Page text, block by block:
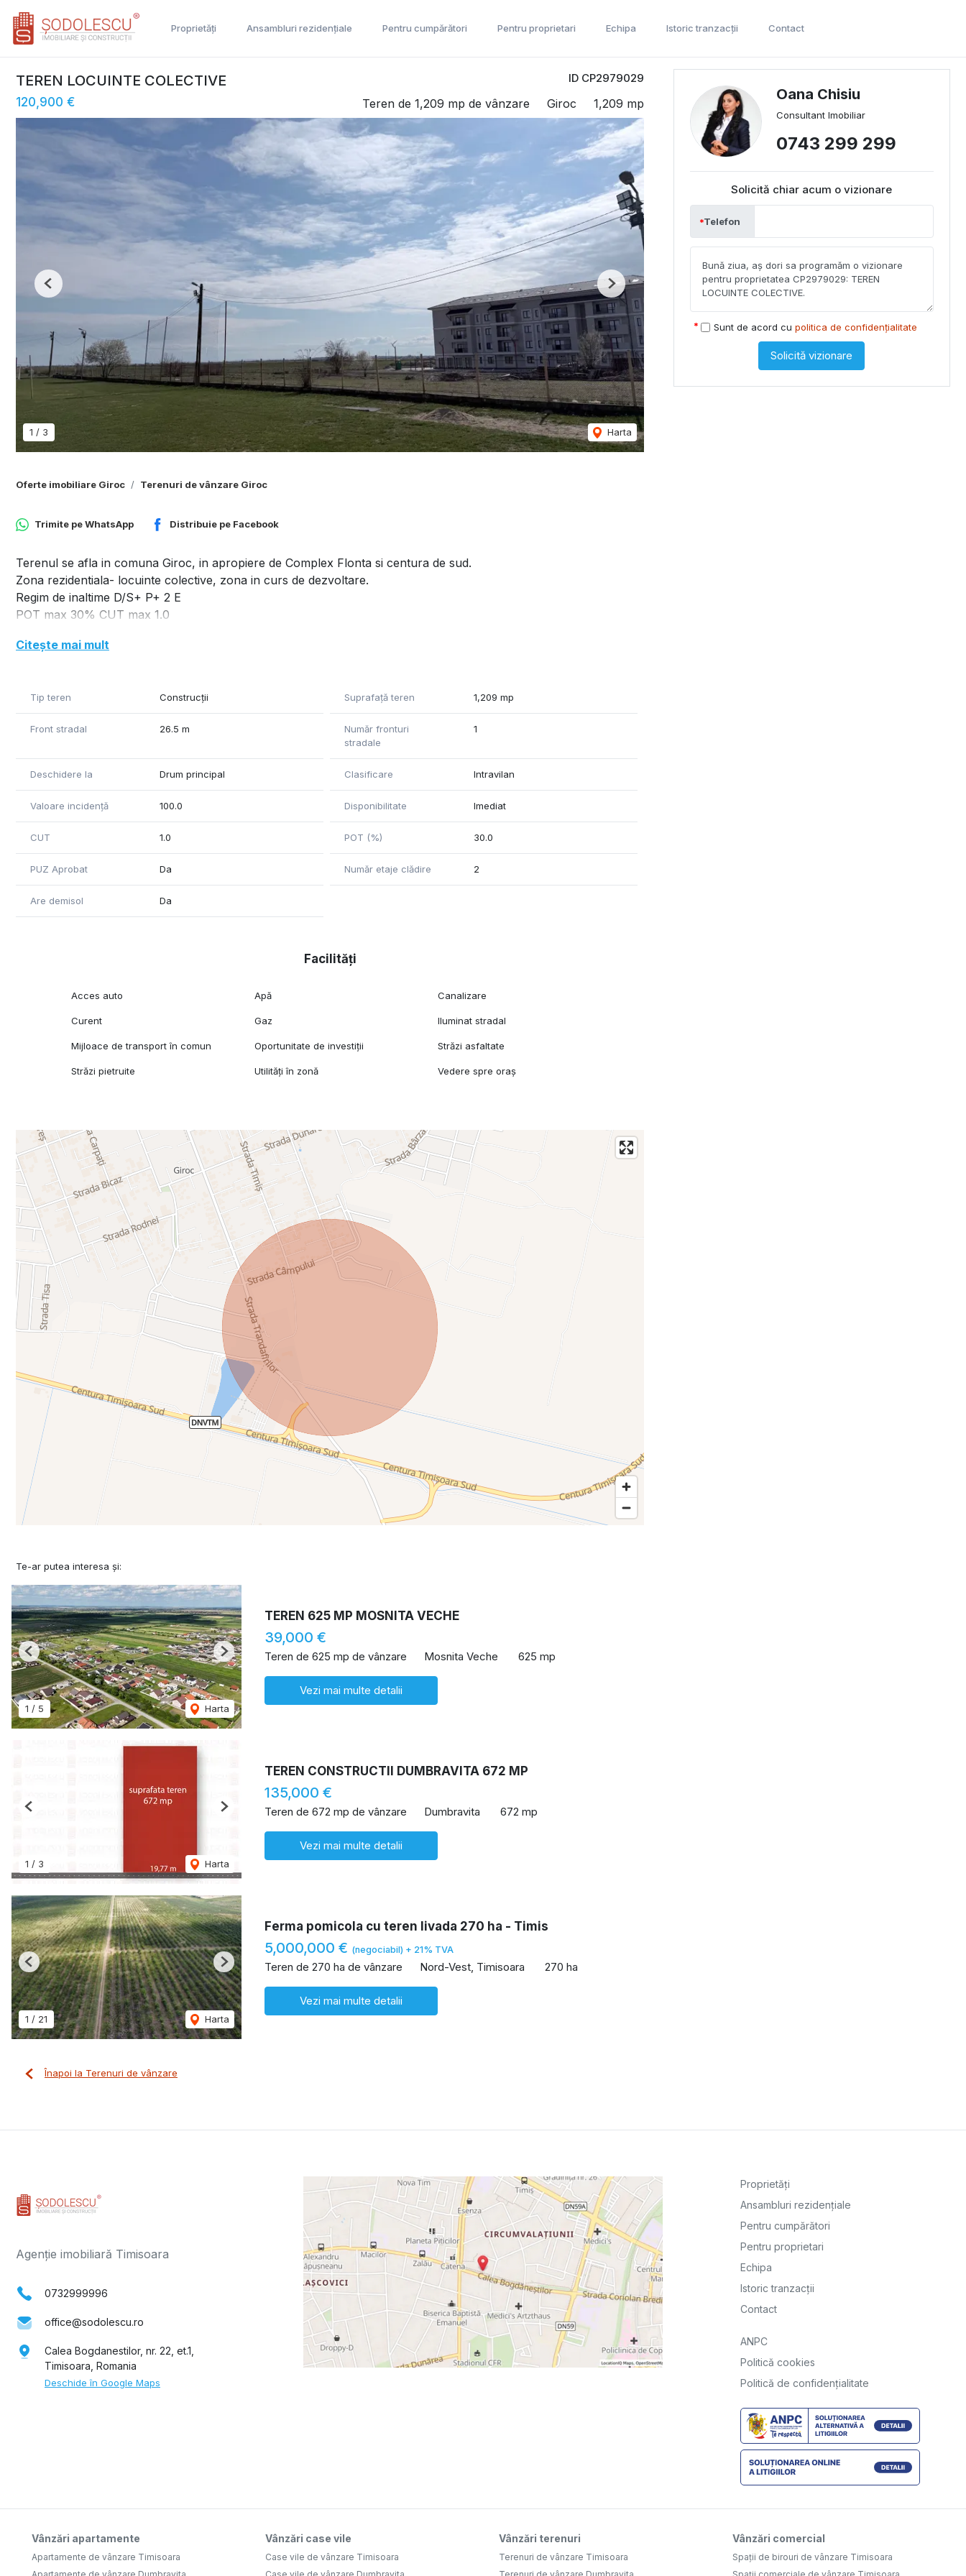
Proprietăți Ansambluri rezidențiale Pentru cumpărători Pentru proprietari Echipa Istoric tranzacții Contact
ID CP2979029
TEREN LOCUINTE COLECTIVE
120,900 € Teren de 1,209 mp de vânzare Giroc 1,209 mp
1 / 3 Harta
Previous Next
Oferte imobiliare Giroc Terenuri de vânzare Giroc
Trimite peWhatsApp Distribuie pe Facebook
Terenul se afla in comuna Giroc, in apropiere de Complex Flonta si centura de sud.
Zona rezidentiala- locuinte colective, zona in curs de dezvoltare.
Regim de inaltime D/S+ P+ 2 E
POT max 30% CUT max 1.0
Citește mai mult
Tip teren Construcții Suprafață teren 1,209 mp
Front stradal 26.5 m
Număr fronturi
stradale
1
Deschidere la Drum principal Clasificare Intravilan
Valoare incidență 100.0 Disponibilitate Imediat
CUT 1.0 POT (%) 30.0
PUZ Aprobat Da Număr etaje clădire 2
Are demisol Da
Facilități
Acces auto Apă Canalizare
Curent Gaz Iluminat stradal
Mijloace de transport în comun Oportunitate de investiții Străzi asfaltate
Străzi pietruite Utilități în zonă Vedere spre oraș
Oana Chisiu
Consultant Imobiliar
0743 299 299
Solicită chiar acum o vizionare
Telefon
Sunt de acord cu politica de confidențialitate
Solicită vizionare
Te-ar putea interesa și:
1 / 5 Harta
Previous Next
TEREN 625 MP MOSNITA VECHE
39,000 €
Teren de 625 mp de vânzare Mosnita Veche 625 mp
Vezi mai multe detalii
1 / 3 Harta
Previous Next
TEREN CONSTRUCTII DUMBRAVITA 672 MP
135,000 €
Teren de 672 mp de vânzare Dumbravita 672 mp
Vezi mai multe detalii
1 / 21 Harta
Previous Next
Ferma pomicola cu teren livada 270 ha - Timis
5,000,000 € (negociabil) + 21% TVA
Teren de 270 ha de vânzare Nord-Vest, Timisoara 270 ha
Vezi mai multe detalii
Înapoi la Terenuri de vânzare
Agenție imobiliară Timisoara
0732999996
office@sodolescu.ro
Calea Bogdanestilor, nr. 22, et.1,
Timisoara, Romania
Deschide în Google Maps
Proprietăți
Ansambluri rezidențiale
Pentru cumpărători
Pentru proprietari
Echipa
Istoric tranzacții
Contact
ANPC
Politică cookies
Politică de confidențialitate
Vânzări apartamente
Apartamente de vânzare Timisoara
Vânzări case vile
Case vile de vânzare Timisoara
Vânzări terenuri
Terenuri de vânzare Timisoara
Vânzări comercial
Spații de birouri de vânzare Timisoara